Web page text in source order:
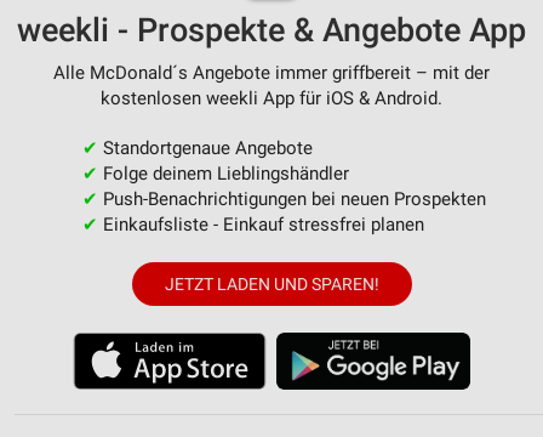
weekli - Prospekte & Angebote App
Alle McDonald´s Angebote immer griffbereit – mit der
kostenlosen weekli App für iOS & Android.
✔ Standortgenaue Angebote
✔ Folge deinem Lieblingshändler
✔ Push-Benachrichtigungen bei neuen Prospekten
✔ Einkaufsliste - Einkauf stressfrei planen
JETZT LADEN UND SPAREN!